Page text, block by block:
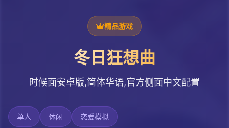
精品游戏
冬日狂想曲
时候面安卓版,简体华语,官方侧面中文配置
单人 休闲 恋爱模拟